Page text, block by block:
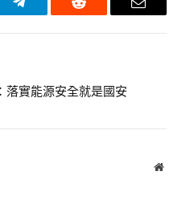
Telegram Reddit Email
實能源安全就是國安
Website